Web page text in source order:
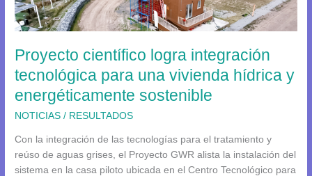
Proyecto científico logra integración
tecnológica para una vivienda hídrica y
energéticamente sostenible
NOTICIAS / RESULTADOS
Con la integración de las tecnologías para el tratamiento y
reúso de aguas grises, el Proyecto GWR alista la instalación del
sistema en la casa piloto ubicada en el Centro Tecnológico para
tecnológica
para
vivienda
hídrica
y
energéticamente
sostenible